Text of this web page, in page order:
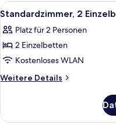
Alle
Fotos
für
Standardzimmer,
2 Einzelbetten
anzeigen
9
Standardzimmer, 2
Platz für 2 Personen
2 Einzelbetten
Kostenloses WLAN
Weitere Details
Weitere
2 Einzelbetten